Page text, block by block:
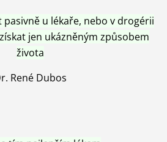
pasivně u lékaře, nebo v drogérii
jen ukázněným způsobem
života
René Dubos